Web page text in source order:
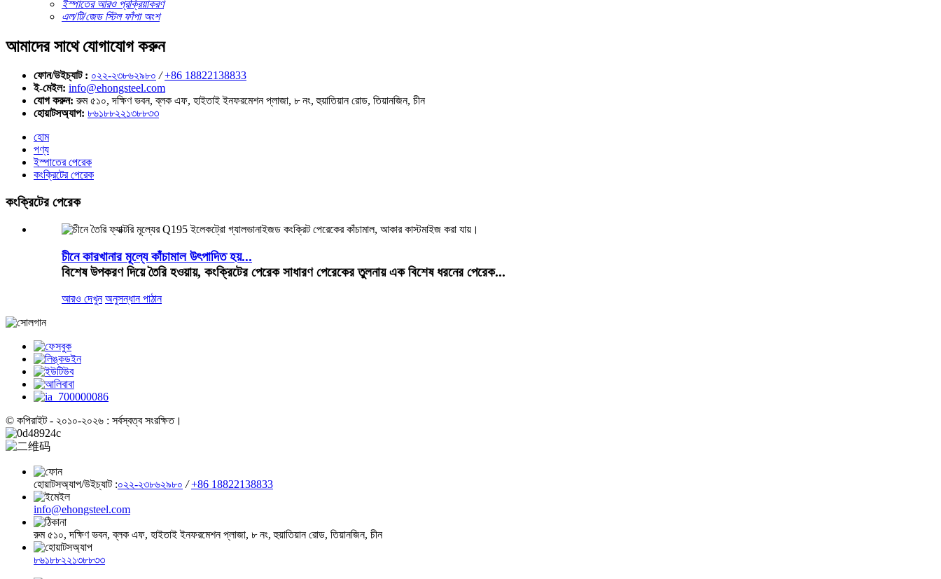
ইস্পাতের আরও প্রক্রিয়াকরণ
এল/টি/জেড স্টিল ফাঁপা অংশ
আমাদের সাথে যোগাযোগ করুন
ফোন/উইচ্যাট : ০২২-২৩৮৬২৯৮০ / +86 18822138833
ই-মেইল: info@ehongsteel.com
যোগ করুন: রুম ৫১০, দক্ষিণ ভবন, ব্লক এফ, হাইতাই ইনফরমেশন প্লাজা, ৮ নং, হুয়াতিয়ান রোড, তিয়ানজিন, চীন
হোয়াটসঅ্যাপ: ৮৬১৮৮২২১৩৮৮৩৩
হোম
পণ্য
ইস্পাতের পেরেক
কংক্রিটের পেরেক
কংক্রিটের পেরেক
চীনে কারখানার মূল্যে কাঁচামাল উৎপাদিত হয়...
বিশেষ উপকরণ দিয়ে তৈরি হওয়ায়, কংক্রিটের পেরেক সাধারণ পেরেকের তুলনায় এক বিশেষ ধরনের পেরেক...
আরও দেখুন অনুসন্ধান পাঠান
© কপিরাইট - ২০১০-২০২৬ : সর্বস্বত্ব সংরক্ষিত।
হোয়াটসঅ্যাপ/উইচ্যাট :০২২-২৩৮৬২৯৮০ / +86 18822138833
info@ehongsteel.com
রুম ৫১০, দক্ষিণ ভবন, ব্লক এফ, হাইতাই ইনফরমেশন প্লাজা, ৮ নং, হুয়াতিয়ান রোড, তিয়ানজিন, চীন
৮৬১৮৮২২১৩৮৮৩৩